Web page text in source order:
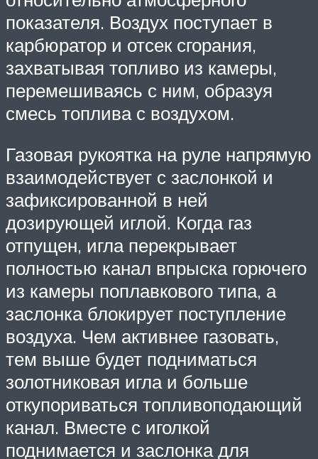
показателя. Воздух поступает в
карбюратор и отсек сгорания,
захватывая топливо из камеры,
перемешиваясь с ним, образуя
смесь топлива с воздухом.
Газовая рукоятка на руле напрямую
взаимодействует с заслонкой и
зафиксированной в ней
дозирующей иглой. Когда газ
отпущен, игла перекрывает
полностью канал впрыска горючего
из камеры поплавкового типа, а
заслонка блокирует поступление
воздуха. Чем активнее газовать,
тем выше будет подниматься
золотниковая игла и больше
откупориваться топливоподающий
канал. Вместе с иголкой
поднимается и заслонка для